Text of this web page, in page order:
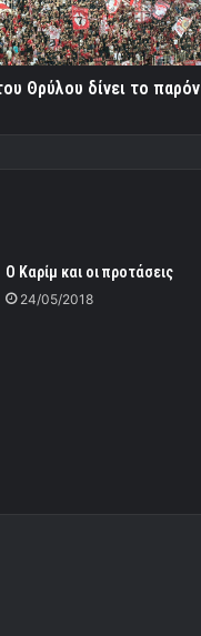
Θρύλου δίνει το παρόν
O Kαρίμ και οι προτάσεις
24/05/2018